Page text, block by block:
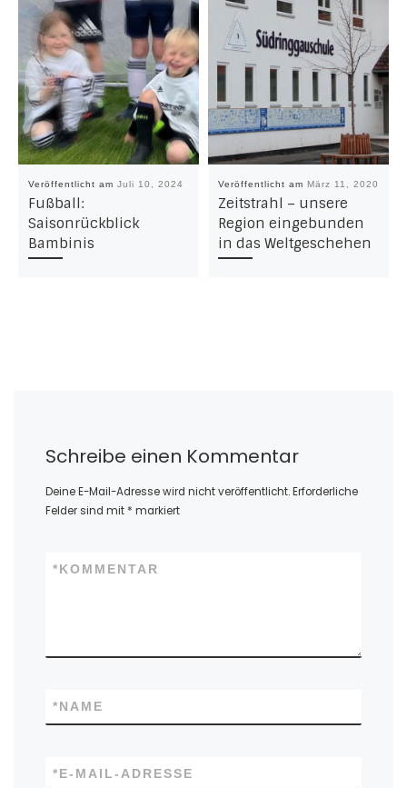
Veröffentlicht am Juli 10, 2024
Fußball:
Saisonrückblick
Bambinis
Veröffentlicht am März 11, 2020
Zeitstrahl – unsere
Region eingebunden
in das Weltgeschehen
Schreibe einen Kommentar
Deine E-Mail-Adresse wird nicht veröffentlicht.Erforderliche
Felder sind mit * markiert
KOMMENTAR
*
NAME
*
E-MAIL-ADRESSE
*